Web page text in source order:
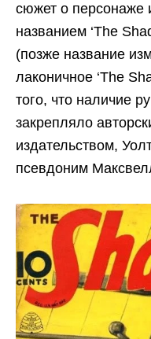
сюжет о персонаже
названием ‘The
(позже название
лаконичное ‘The
того, что наличие
закрепляло
издательством,
псевдоним